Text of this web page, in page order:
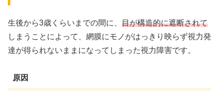
生後から3歳くらいまでの間に、 目が構造的に遮断されて
しまうことによって、網膜にモノがはっきり映らず視力発
達が得られないままになってしまった視力障害です。
原因